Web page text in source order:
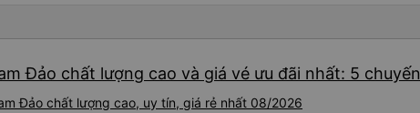
Đảo chất lượng cao và giá vé ưu đãi nhất: 5 chuyến
Đảo chất lượng cao, uy tín, giá rẻ nhất 08/2026